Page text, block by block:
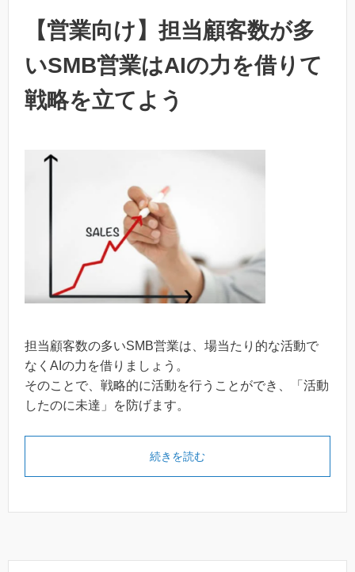
【営業向け】担当顧客数が多
いSMB営業はAIの力を借りて
戦略を立てよう
担当顧客数の多いSMB営業は、場当たり的な活動で
なくAIの力を借りましょう。
そのことで、戦略的に活動を行うことができ、「活動
したのに未達」を防げます。
続きを読む